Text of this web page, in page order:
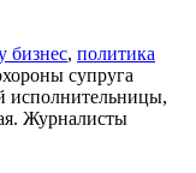
бизнес, политика
супруга
исполнительницы,
Журналисты